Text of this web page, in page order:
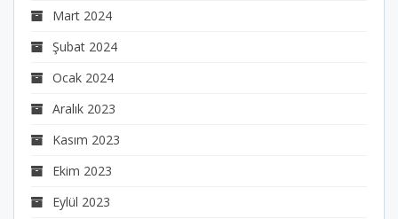
Mart 2024
Şubat 2024
Ocak 2024
Aralık 2023
Kasım 2023
Ekim 2023
Eylül 2023